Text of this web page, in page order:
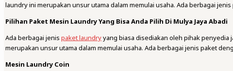
laundry ini merupakan unsur utama dalam memulai usaha. Ada berbagai
Pilihan Paket Mesin Laundry Yang Bisa Anda Pilih Di Mulya Jaya Abadi
Ada berbagai jenis paket laundryyang biasa disediakan oleh pihak penyedia
merupakan unsur utama dalam memulai usaha. Ada berbagai jenis paket
Mesin Laundry Coin